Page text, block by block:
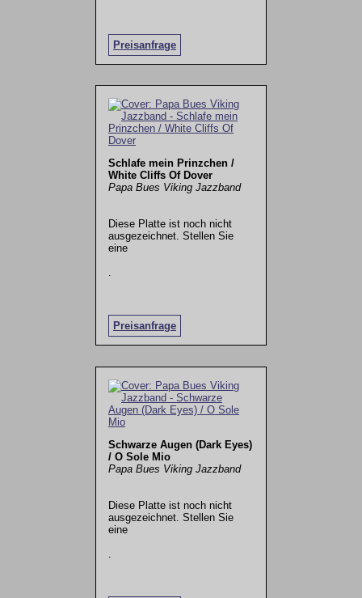
Preisanfrage
Schlafe mein Prinzchen /
White Cliffs Of Dover
Papa Bues Viking Jazzband
Diese Platte ist noch nicht
ausgezeichnet. Stellen Sie
eine
Preisanfrage
Schwarze Augen (Dark Eyes)
/ O Sole Mio
Papa Bues Viking Jazzband
Diese Platte ist noch nicht
ausgezeichnet. Stellen Sie
eine